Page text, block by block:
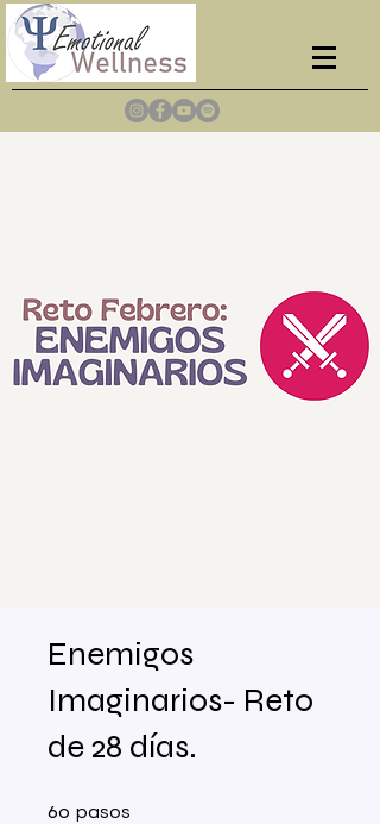
Enemigos
Imaginarios- Reto
de 28 días.
60 pasos